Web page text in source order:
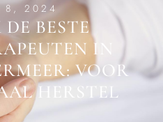
8, 2024
BESTE
IN
VOOR
HERSTEL